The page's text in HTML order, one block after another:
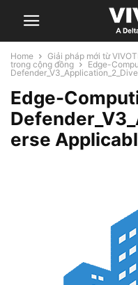
Home
Giải pháp mới từ
trong cộng đồng
Edge-
Edge-
erse